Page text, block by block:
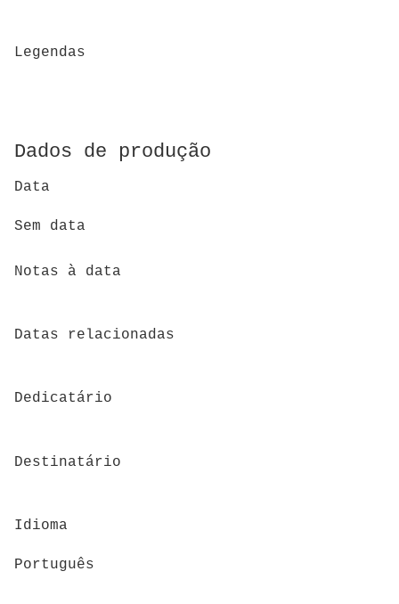
Legendas
Dados de produção
Data
Sem data
Notas à data
Datas relacionadas
Dedicatário
Destinatário
Idioma
Português